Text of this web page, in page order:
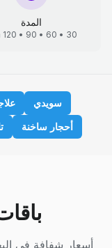
المدة
30 • 60 • 90 • 120 min
سويدي
أحجار ساخنة
أسعار شفافة في